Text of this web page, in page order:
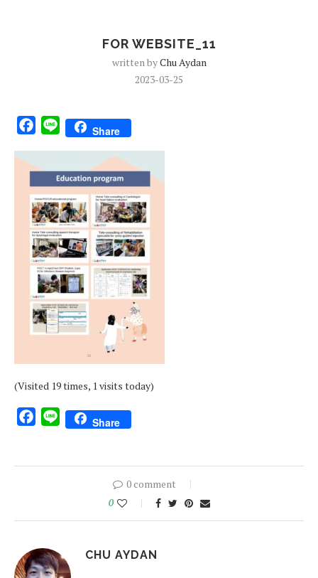
FOR WEBSITE_11
written byChu Aydan
2023-03-25
Facebook
Line Share
(Visited 19 times, 1 visits today)
Facebook
Line Share
0 comment
0
CHU AYDAN